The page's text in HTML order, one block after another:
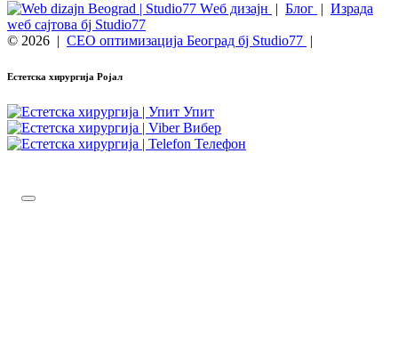
Wеб дизајн | Блог | Израда
wеб сајтова бј Studio77
© 2026 | СЕО оптимизација Београд бј Studio77 |
Естетска хирургија Ројал
Упит
Вибер
Телефон